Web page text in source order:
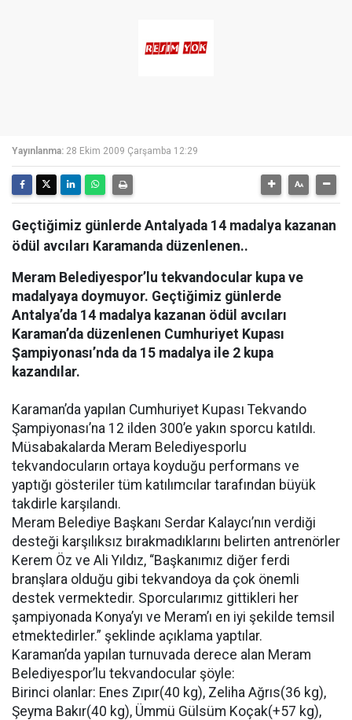
Yayınlanma: 28 Ekim 2009 Çarşamba 12:29
Geçtiğimiz günlerde Antalyada 14 madalya kazanan
ödül avcıları Karamanda düzenlenen..
Meram Belediyespor’lu tekvandocular kupa ve
madalyaya doymuyor. Geçtiğimiz günlerde
Antalya’da 14 madalya kazanan ödül avcıları
Karaman’da düzenlenen Cumhuriyet Kupası
Şampiyonası’nda da 15 madalya ile 2 kupa
kazandılar.
Karaman’da yapılan Cumhuriyet Kupası Tekvando
Şampiyonası’na 12 ilden 300’e yakın sporcu katıldı.
Müsabakalarda Meram Belediyesporlu
tekvandocuların ortaya koyduğu performans ve
yaptığı gösteriler tüm katılımcılar tarafından büyük
takdirle karşılandı.
Meram Belediye Başkanı Serdar Kalaycı’nın verdiği
desteği karşılıksız bırakmadıklarını belirten antrenörler
Kerem Öz ve Ali Yıldız, “Başkanımız diğer ferdi
branşlara olduğu gibi tekvandoya da çok önemli
destek vermektedir. Sporcularımız gittikleri her
şampiyonada Konya’yı ve Meram’ı en iyi şekilde temsil
etmektedirler.” şeklinde açıklama yaptılar.
Karaman’da yapılan turnuvada derece alan Meram
Belediyespor’lu tekvandocular şöyle:
Birinci olanlar: Enes Zıpır(40 kg), Zeliha Ağrıs(36 kg),
Şeyma Bakır(40 kg), Ümmü Gülsüm Koçak(+57 kg),